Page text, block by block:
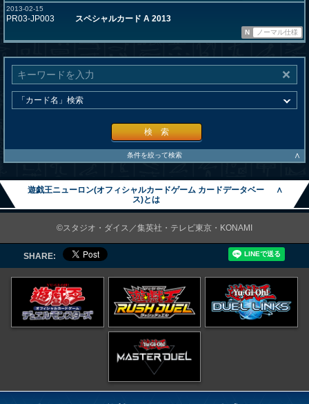
2013-02-15
PR03-JP003 スペシャルカード A 2013
N ノーマル仕様
検 索
条件を絞って検索 ∧
遊戯王ニューロン(オフィシャルカードゲーム カードデータベー
ス)とは
∧
©スタジオ・ダイス／集英社・テレビ東京・KONAMI
SHARE: